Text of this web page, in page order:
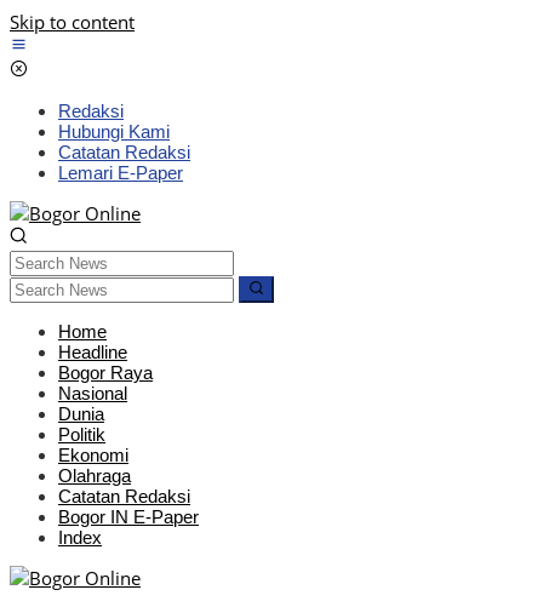
Skip to content
Redaksi
Hubungi Kami
Catatan Redaksi
Lemari E-Paper
Home
Headline
Bogor Raya
Nasional
Dunia
Politik
Ekonomi
Olahraga
Catatan Redaksi
Bogor IN E-Paper
Index